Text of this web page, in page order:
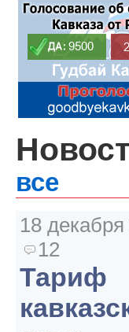
все
18 декабря
12
Тариф